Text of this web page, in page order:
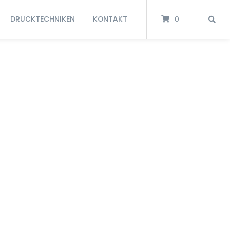
DRUCKTECHNIKEN KONTAKT 0